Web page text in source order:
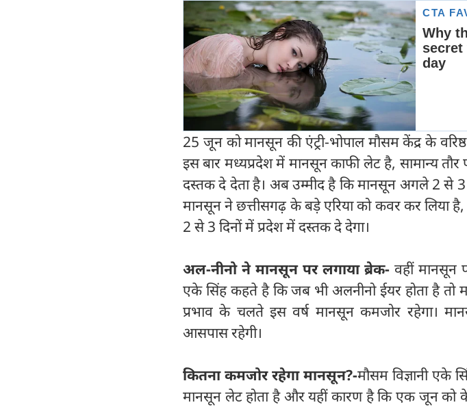
25 जून को मानसून की एंट्री-भोपाल मौसम केंद्र के
इस बार मध्यप्रदेश में मानसून काफी लेट है, सामान्य
दस्तक दे देता है। अब उम्मीद है कि मानसून अगले 2 से 3
मानसून ने छत्तीसगढ़ के बडे़ एरिया को कवर कर लिया
2 से 3 दिनों में प्रदेश में दस्तक दे देगा।
अल-नीनो ने मानसून पर लगाया ब्रेक- वहीं मानसून
एके सिंह कहते है कि जब भी अलनीनो ईयर होता है तो
प्रभाव के चलते इस वर्ष मानसून कमजोर रहेगा।
आसपास रहेगी।
कितना कमजोर रहेगा मानसून?-मौसम विज्ञानी एके
मानसून लेट होता है और यहीं कारण है कि एक जून को